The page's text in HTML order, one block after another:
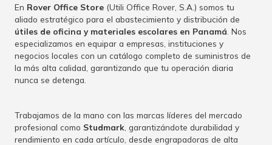
En Rover Office Store (Utili Office Rover, S.A.) somos tu
aliado estratégico para el abastecimiento y distribución de
útiles de oficina y materiales escolares en Panamá . Nos
especializamos en equipar a empresas, instituciones y
negocios locales con un catálogo completo de suministros de
la más alta calidad, garantizando que tu operación diaria
nunca se detenga.
Trabajamos de la mano con las marcas líderes del mercado
profesional como Studmark , garantizándote durabilidad y
rendimiento en cada artículo, desde engrapadoras de alta